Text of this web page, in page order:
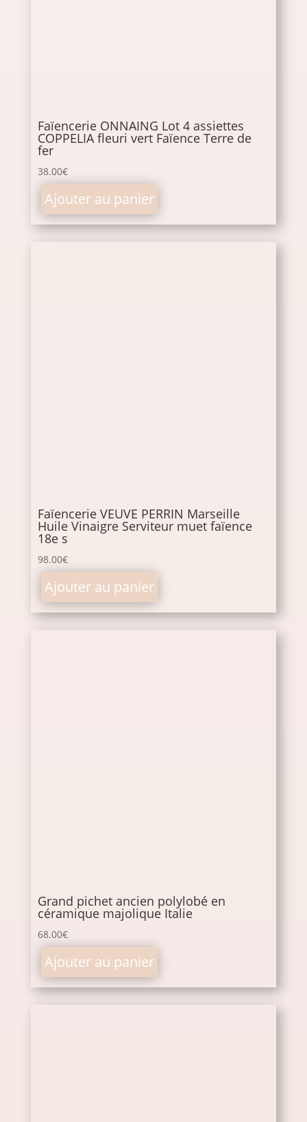
Faïencerie ONNAING Lot 4 assiettes
COPPELIA fleuri vert Faïence Terre de
fer
38.00€
Ajouter au panier
Faïencerie VEUVE PERRIN Marseille
Huile Vinaigre Serviteur muet faïence
18e s
98.00€
Ajouter au panier
Grand pichet ancien polylobé en
céramique majolique Italie
68.00€
Ajouter au panier